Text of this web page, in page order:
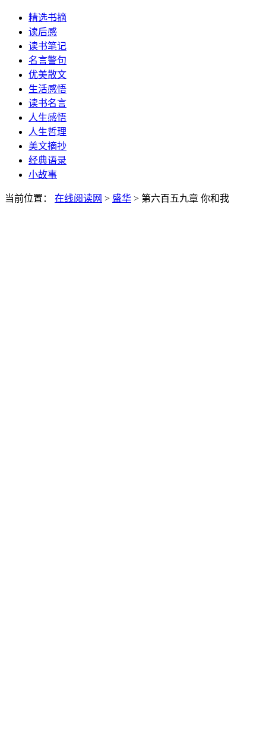
精选书摘
读后感
读书笔记
名言警句
优美散文
生活感悟
读书名言
人生感悟
人生哲理
美文摘抄
经典语录
小故事
当前位置： 在线阅读网 > 盛华 > 第六百五九章 你和我